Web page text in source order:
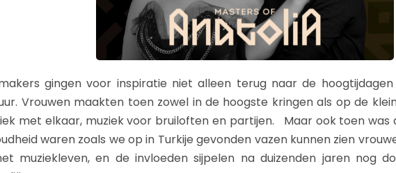
gingen voor inspiratie niet alleen terug naar de
Vrouwen maakten toen zowel in de hoogste kringen als op de
met elkaar, muziek voor bruiloften en partijen. Maar ook toen was
waren zoals we op in Turkije gevonden vazen kunnen zien
muziekleven, en de invloeden sijpelen na duizenden jaren nog